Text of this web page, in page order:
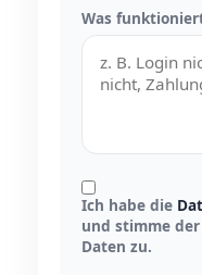
Was
Ich habe die
und stimme
Daten zu.